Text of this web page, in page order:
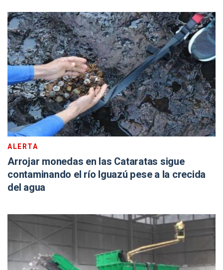
ALERTA
Arrojar monedas en las Cataratas sigue
contaminando el río Iguazú pese a la crecida
del agua